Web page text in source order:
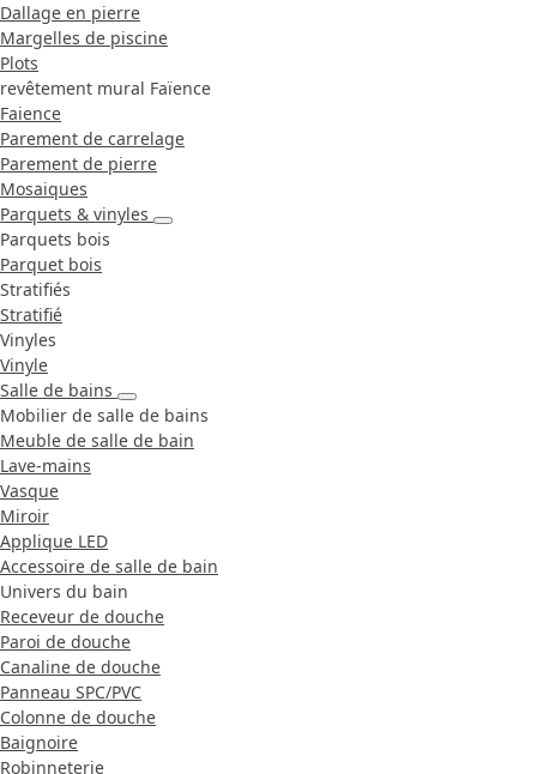
Dallage en pierre
Margelles de piscine
Plots
revêtement mural Faïence
Faience
Parement de carrelage
Parement de pierre
Mosaiques
Parquets & vinyles
Parquets bois
Parquet bois
Stratifiés
Stratifié
Vinyles
Vinyle
Salle de bains
Mobilier de salle de bains
Meuble de salle de bain
Lave-mains
Vasque
Miroir
Applique LED
Accessoire de salle de bain
Univers du bain
Receveur de douche
Paroi de douche
Canaline de douche
Panneau SPC/PVC
Colonne de douche
Baignoire
Robinneterie